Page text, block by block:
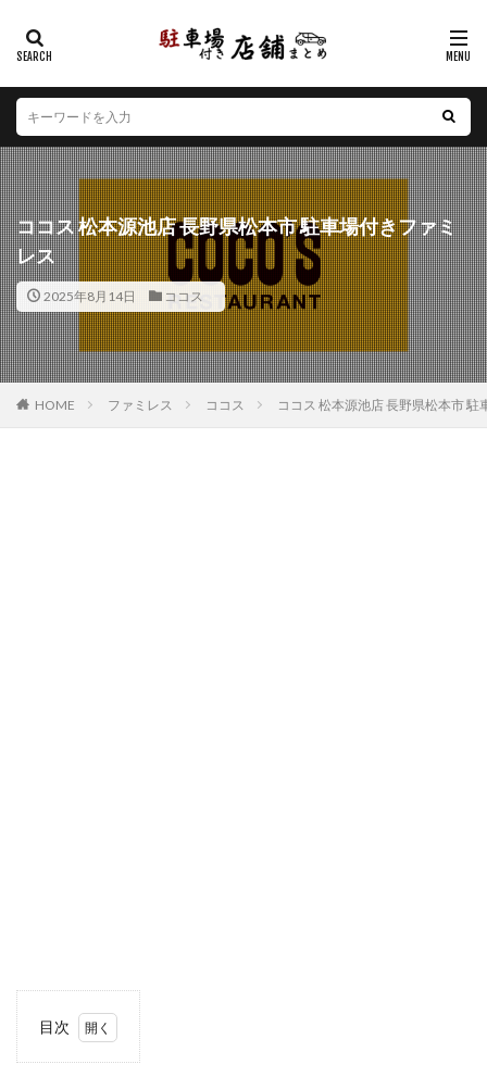
ココス 松本源池店 長野県松本市 駐車場付きファミ
レス
2025年8月14日 ココス
HOME ファミレス ココス ココス 松本源池店 長野県松本市 駐
目次
カテゴリー
エリア
北海道 青森県 岩手県 宮城県
秋田県
山形県
福島県 茨城県 栃木県
群馬県
埼玉県
千葉県 東京都 神奈川県
新潟県
山梨県
長野県 富山県 石川県
福井県
岐阜県
静岡県 愛知県 三重県
滋賀県
京都府
大阪府 兵庫県 奈良県
和歌山県
鳥取県
島根県 岡山県 広島県
山口県
徳島県
香川県 愛媛県 高知県
福岡県
佐賀県
長崎県 熊本県 大分県
宮崎県